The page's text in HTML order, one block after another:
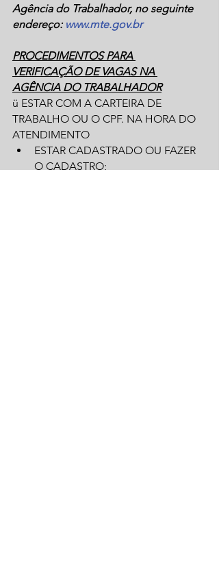
Agência do Trabalhador, no seguinte
endereço: www.mte.gov.br
PROCEDIMENTOS PARA
VERIFICAÇÃO DE VAGAS NA
AGÊNCIA DO TRABALHADOR
ü ESTAR COM A CARTEIRA DE
TRABALHO OU O CPF. NA HORA DO
ATENDIMENTO
ESTAR CADASTRADO OU FAZER
O CADASTRO;